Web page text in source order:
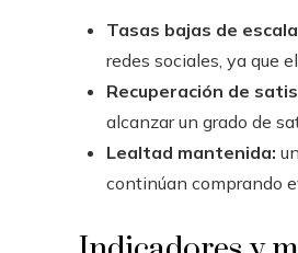
Tasas bajas de
redes sociales, ya que
Recuperación de
alcanzar un grado de
Lealtad mantenida:
continúan comprando